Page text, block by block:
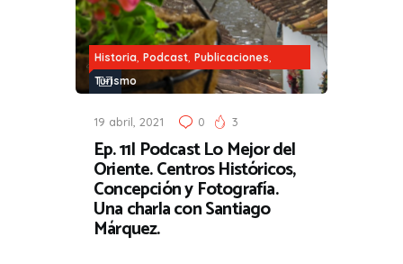
Historia, Podcast, Publicaciones,
Turismo
19 abril, 2021 0 3
Ep. 11| Podcast Lo Mejor del
Oriente. Centros Históricos,
Concepción y Fotografía.
Una charla con Santiago
Márquez.